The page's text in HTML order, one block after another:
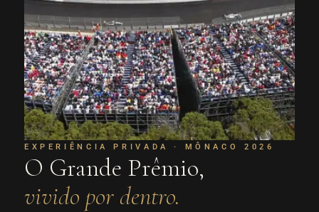
EXPERIÊNCIA PRIVADA · MÔNACO 2026
O Grande Prêmio,
vivido por dentro.